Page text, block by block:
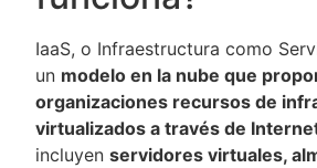
IaaS, o Infraestructura como
un modelo en la nube que
organizaciones recursos de
virtualizados a través de
incluyen servidores virtuales,